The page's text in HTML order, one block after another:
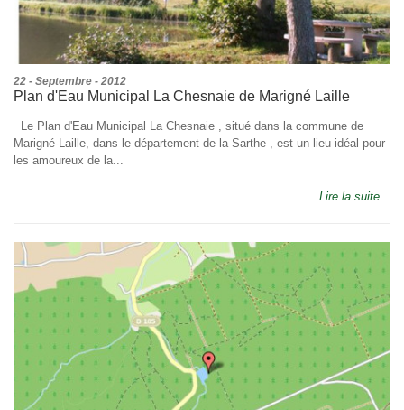
22 - Septembre - 2012
Plan d'Eau Municipal La Chesnaie de Marigné Laille
Le Plan d'Eau Municipal La Chesnaie , situé dans la commune de
Marigné-Laille, dans le département de la Sarthe , est un lieu idéal pour
les amoureux de la...
Lire la suite...